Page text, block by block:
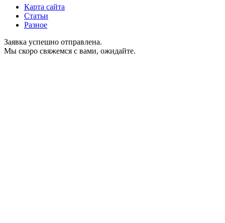
Карта сайта
Статьи
Разное
Заявка успешно отправлена.
Мы скоро свяжемся с вами, ожидайте.